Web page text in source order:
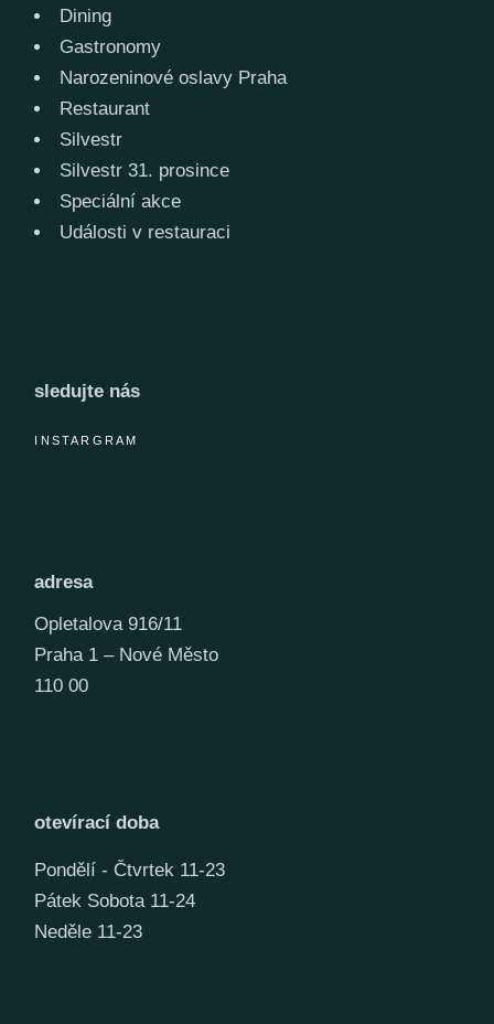
Dining
Gastronomy
Narozeninové oslavy Praha
Restaurant
Silvestr
Silvestr 31. prosince
Speciální akce
Události v restauraci
sledujte nás
INSTARGRAM
adresa
Opletalova 916/11
Praha 1 – Nové Město
110 00
otevírací doba
Pondělí - Čtvrtek 11-23
Pátek Sobota 11-24
Neděle 11-23